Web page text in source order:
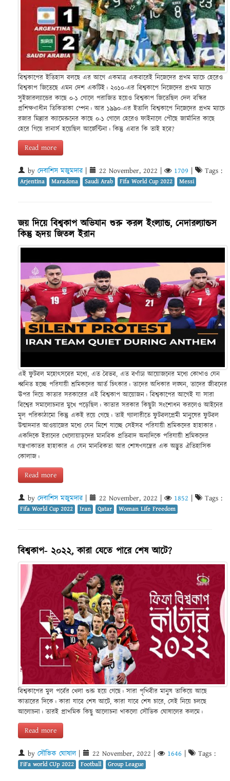
বিশ্বকাপের ইতিহাস বলছে এর আগে একমাত্র একবারেই নিজেদের প্রথম ম্যাচে হেরেও
বিশ্বকাপ জিতেছে এমন দেশ একটিই। ২০১০-এর বিশ্বকাপে নিজেদের প্রথম ম্যাচে
সুইজারল্যান্ডের কাছে ০-১ গোলে পরাজিত হয়েও বিশ্বকাপ জিতেছিল দেল বস্কির
প্রশিক্ষণাধীন তিকিতাকা স্পেন। আর ১৯৯০-এর ইতালি বিশ্বকাপে নিজেদের প্রথম ম্যাচে
রজার মিল্লার ক্যামেরুনের কাছে ০-১ গোলে হেরেও ফাইনালে পৌছে জার্মানির কাছে
হেরে গিয়ে রানার্স হয়েছিল আর্জেন্টিনা। কিন্তু এবার কি তাই হবে?
Read more
by দেবাশিস মজুমদার| 22 November, 2022 | 1709 | Tags :
Arjentina Maradona Saudi Arab Fifa World Cup 2022 Messi
জয় দিয়ে বিশ্বকাপ অভিযান শুরু করল ইংল্যান্ড, নেদারল্যান্ডস
কিন্তু হৃদয় জিতল ইরান
এই ফুটবল মহোৎসবের মধ্যে, এত বৈভব, এত বর্ণাঢ্য আয়োজনের মধ্যে কোথাও যেন
ধ্বনিত হচ্ছে পরিযায়ী শ্রমিকদের আর্ত চিৎকার। তাদের অধিকার লঙ্ঘন, তাদের জীবনের
ঊপর দিয়ে কাতার সরকারের এই বিশ্বকাপ আয়োজন। বিশ্বকাপের আগেই যা সারা
বিশ্বের সমালোচনার মুখে পড়েছিল। কাতার সরকার কিছুটা সংশোধন করলেও আইনের
মূল পরিকাঠামো কিন্তু একই রয়ে গেছে। তাই গ্যালারীতে ফুটবলপ্রেমী মানুষের ফুটবল
উন্মাদনার আওয়াজের মধ্যে যেন মিশে যাচ্ছে সেইসব পরিযায়ী শ্রমিকদের হাহাকার।
একদিকে ইরানের খেলোয়াড়দের মানবিক প্রতিবাদ অন্যদিকে পরিযায়ী শ্রমিকদের
যন্ত্রণাকাতর হাহাকার এ যেন মানবিকতা আর শোষণযন্ত্রের এক অদ্ভুত ঐতিহাসিক
কোলাজ।
Read more
by দেবাশিস মজুমদার| 22 November, 2022 1852 Tags :
Fifa World Cup 2022 Iran Qatar Woman Life Freedom
বিশ্বকাপ- ২০২২, কারা যেতে পারে শেষ আটে?
বিশ্বকাপের মুল পর্বের খেলা শুরু হয়ে গেছে। সারা পৃথিবীর মানুষ তাকিয়ে আছে
কাতারের দিকে। কারা যাবে শেষ আটে, কারা যাবে শেষ চারে, সেই নিয়ে চলছে
আলোচনা। তারই প্রাথমিক কিছু আলোচনা থাকলো সৌভিক ঘোষালের কলমে।
Read more
by সৌভিক ঘোষাল| 22 November, 2022 1646 Tags :
FiFa world CUp 2022 Football Group League